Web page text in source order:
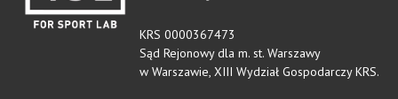
KRS 0000367473
Sąd Rejonowy dla m. st. Warszawy
w Warszawie, XIII Wydział Gospodarczy KRS.